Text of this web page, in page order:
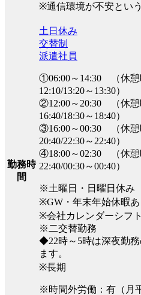
※通信環境が不安とい
勤務時
間
土日休み
交替制
派遣社員
①06:00～14:30 （休憩
12:10/13:20～13:30）
②12:00～20:30 （休憩
16:40/18:30～18:40）
③16:00～00:30 （休憩
20:40/22:30～22:40）
④18:00～02:30 （休憩
22:40/00:30～00:40）
※土曜日・日曜日休み
※GW・年末年始休暇あ
※会社カレンダーシフ
※二交替勤務
◆22時～5時は深夜勤務
ます。
※長期
※時間外労働：有（月